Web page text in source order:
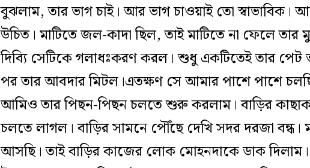
বুঝলাম, তার ভাগ চাই। আর ভাগ চাওয়াই তো স্বাভাবিক।
উচিত। মাটিতে জল-কাদা ছিল, তাই মাটিতে না ফেলে তার
দিব্যি সেটিকে গলাধঃকরণ করল। শুধু একটিতেই তার
পর তার আবদার মিটল।এতক্ষণ সে আমার পাশে পাশে
আমিও তার পিছন-পিছন চলতে শুরু করলাম। বাড়ির
চলতে লাগল। বাড়ির সামনে পৌঁছে দেখি সদর দরজা
আসছি। তাই বাড়ির কাজের লোক মোহনদাকে ডাক দিলাম।